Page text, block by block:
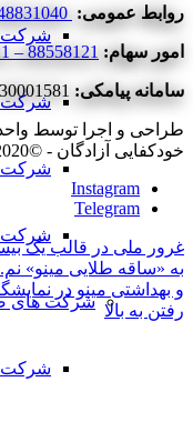
شرکت
شرکت
شرکت
شرکت
شرکت های
شرکت
روابط عمومی:
امور سهام: 88558121 – 021
سامانه پیامکی:
طراحی و اجرا توسط
خودکفایی آزادگان - ©2020 کلیه حقوق محفوظ می‌باشد
Instagram
Telegram
غرور ملی در قالب یک
به «ساقه طلایی مینو»
و بهداشتی مینو در نمایشگاه
رفتن به بالا